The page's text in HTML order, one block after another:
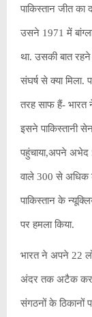
पाकिस्तान जीत का
उसने 1971 में
था. उसकी बात
संघर्ष से क्या
तरह साफ हैं- भारत
इसने पाकिस्तानी
पहुंचाया,अपने
वाले 300 से अधिक
पाकिस्तान के
पर हमला किया.
भारत ने अपने 22
अंदर तक अटैक
संगठनों के